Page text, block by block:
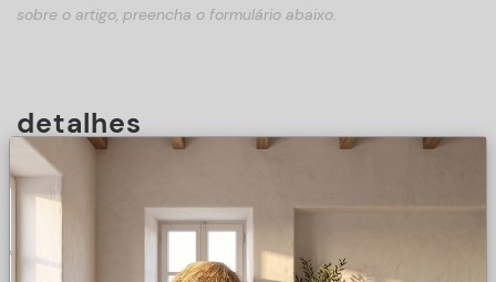
sobre o artigo, preencha o formulário abaixo.
detalhes
DESCRIÇÃO